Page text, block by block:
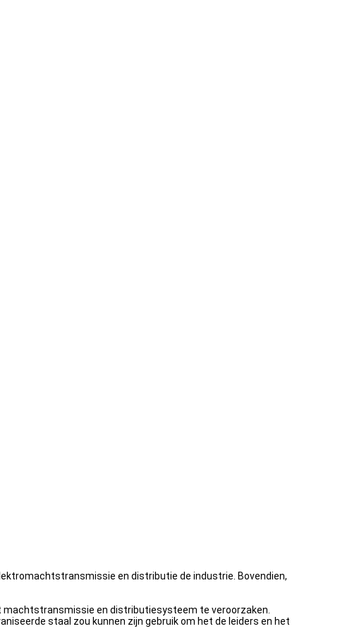
en distributie de industrie. Bovendien,
machtstransmissie en distributiesysteem te veroorzaken.
staal zou kunnen zijn gebruik om het de leiders en het